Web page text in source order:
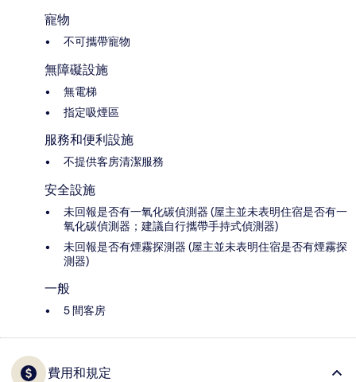
寵物
不可攜帶寵物
無障礙設施
無電梯
指定吸煙區
服務和便利設施
不提供客房清潔服務
安全設施
未回報是否有一氧化碳偵測器 (屋主並未表明住宿是否有一
氧化碳偵測器；建議自行攜帶手持式偵測器)
未回報是否有煙霧探測器 (屋主並未表明住宿是否有煙霧探
測器)
一般
5 間客房
費用和規定